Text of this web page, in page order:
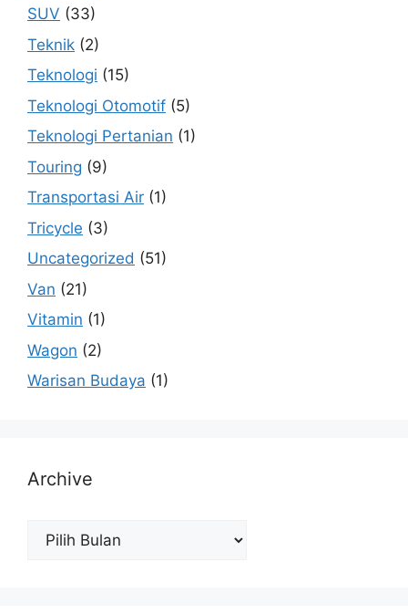
SUV (33)
Teknik (2)
Teknologi (15)
Teknologi Otomotif (5)
Teknologi Pertanian (1)
Touring (9)
Transportasi Air (1)
Tricycle (3)
Uncategorized (51)
Van (21)
Vitamin (1)
Wagon (2)
Warisan Budaya (1)
Archive
Archive